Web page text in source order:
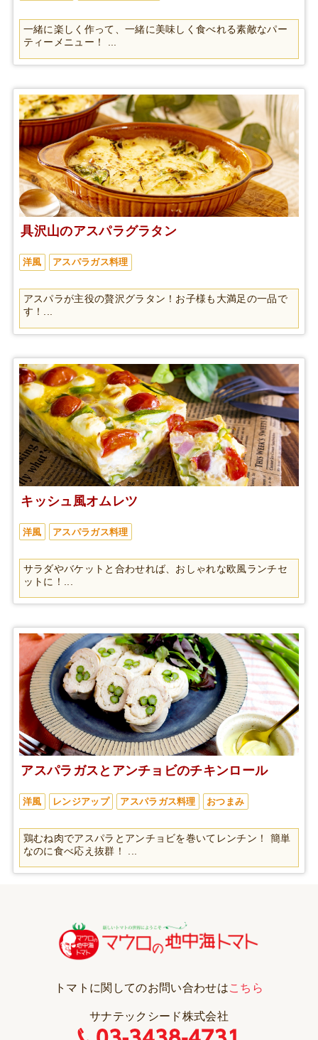
一緒に楽しく作って、一緒に美味しく食べれる素敵なパー
ティーメニュー！ ...
具沢山のアスパラグラタン
洋風 アスパラガス料理
アスパラが主役の贅沢グラタン！お子様も大満足の一品で
す！...
キッシュ風オムレツ
洋風 アスパラガス料理
サラダやバケットと合わせれば、おしゃれな欧風ランチセ
ットに！...
アスパラガスとアンチョビのチキンロール
洋風 レンジアップ アスパラガス料理 おつまみ
鶏むね肉でアスパラとアンチョビを巻いてレンチン！ 簡単
なのに食べ応え抜群！ ...
トマトに関してのお問い合わせはこちら
サナテックシード株式会社